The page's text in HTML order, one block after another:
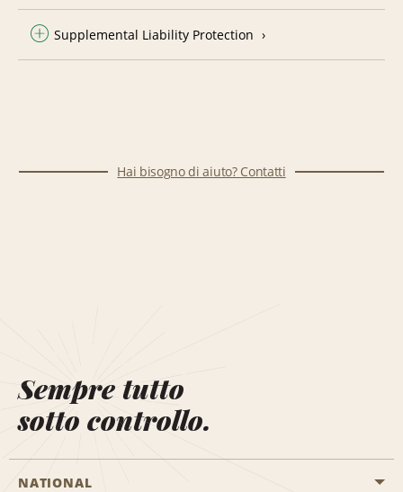
Supplemental Liability Protection
Hai bisogno di aiuto? Contatti
Sempre tutto
sotto controllo.
NATIONAL